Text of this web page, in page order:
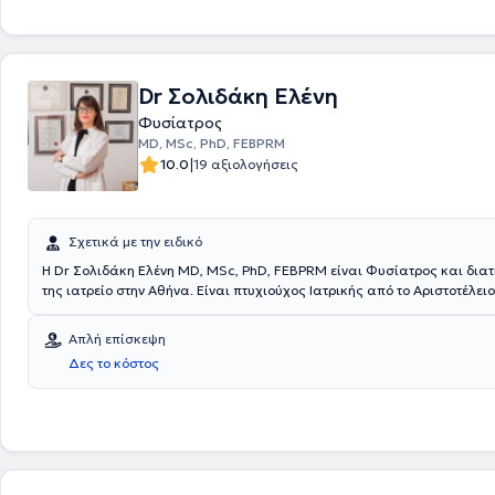
Dr Σολιδάκη Eλένη
Φυσίατρος
MD, MSc, PhD, FEBPRM
10.0|19 αξιολογήσεις
Σχετικά με την ειδικό
Η Dr Σολιδάκη Ελένη MD, MSc, PhD, FEBPRM είναι Φυσίατρος και
της ιατρείο στην Αθήνα. Είναι πτυχιούχος Ιατρικής από το
Σχολή του Πανεπιστημίου Κρήτης όπου και εκπόνησε στη συνέχεια τη
Διατριβή. Κατέχει πιστοποίηση στον Ιατρικό Βελονισμό ενώ έχει
μετεκπαιδεύσεων. Εχει διατελέσει Αθλητίατρος στα τμήατα Υποδομών
Παναθηναϊκός, ενώ διετέλεσε Ιατρός στο Ασκληπιείο Βούλας, στο
Απλή επίσκεψη
Δες το κόστος